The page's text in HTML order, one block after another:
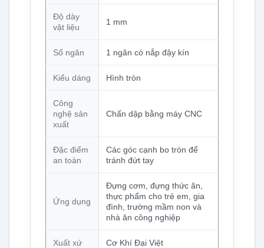
Độ dày
vật liệu
1 mm
Số ngăn 1 ngăn có nắp đậy kín
Kiểu dáng Hình tròn
Công
nghệ sản
xuất
Chấn dập bằng máy CNC
Đặc điểm
an toàn
Các góc cạnh bo tròn để
tránh đứt tay
Ứng dụng
Đựng cơm, đựng thức ăn,
thực phẩm cho trẻ em, gia
đình, trường mầm non và
nhà ăn công nghiệp
Xuất xứ Cơ Khí Đại Việt